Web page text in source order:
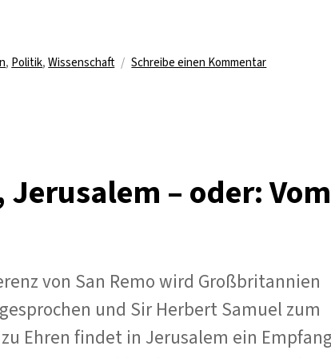
, Politik,Wissenschaft Schreibe einen Kommentarzu
– oder: Vom
von San Remo wird Großbritannien
und Sir Herbert Samuel zum
Ehren findet in Jerusalem ein Empfang